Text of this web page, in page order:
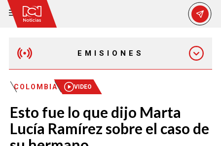
EMISIONES
EMISIÓN 12:30 PM
EMISIÓN 7:00 PM
COLOMBIA VIDEO
Esto fue lo que dijo Marta
Lucía Ramírez sobre el caso de